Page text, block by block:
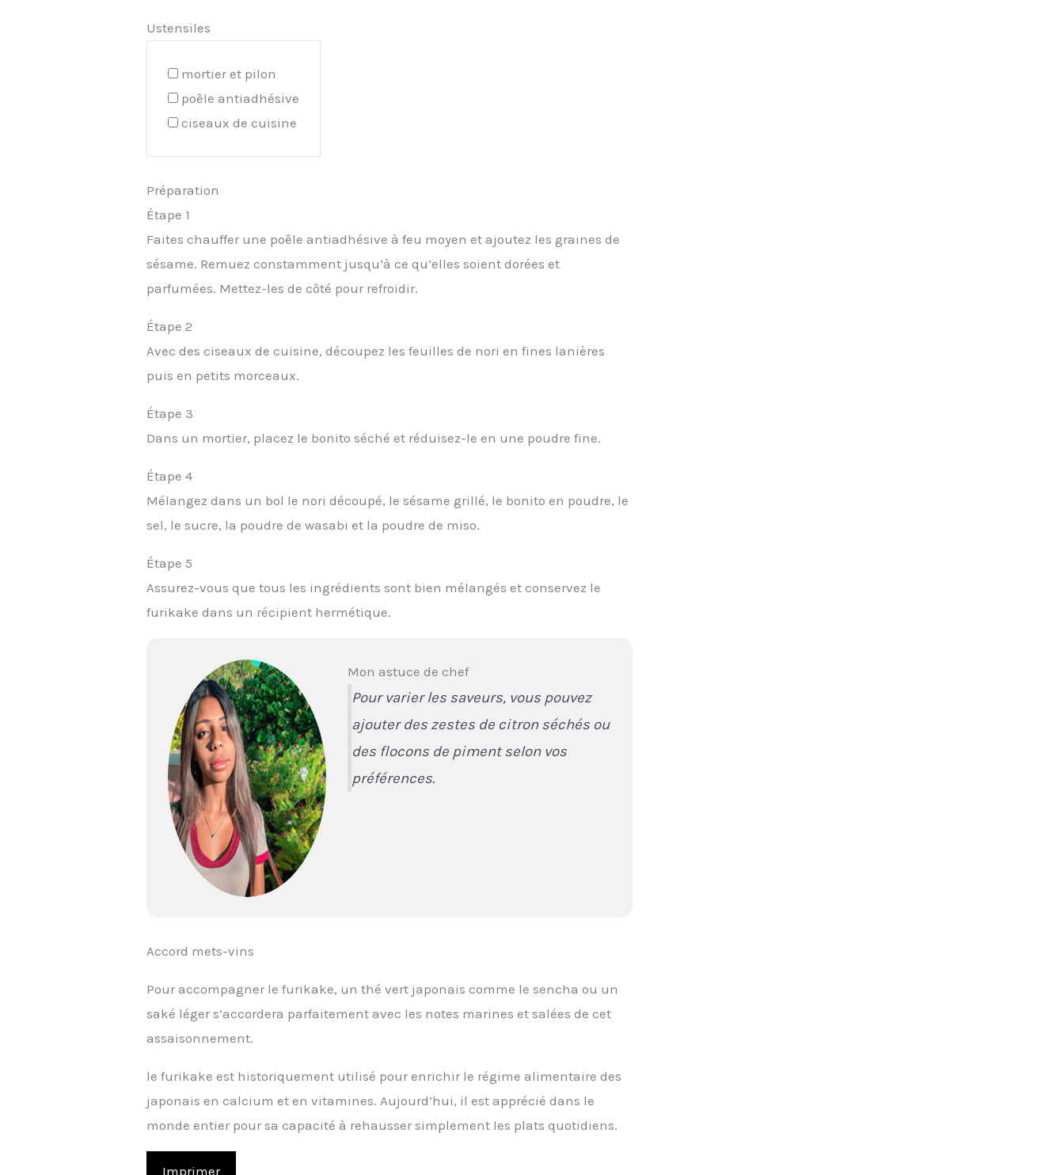
Ustensiles
mortier et pilon
poêle antiadhésive
ciseaux de cuisine
Préparation
Étape 1
Faites chauffer une poêle antiadhésive à feu moyen et ajoutez les graines de
sésame. Remuez constamment jusqu’à ce qu’elles soient dorées et
parfumées. Mettez-les de côté pour refroidir.
Étape 2
Avec des ciseaux de cuisine, découpez les feuilles de nori en fines lanières
puis en petits morceaux.
Étape 3
Dans un mortier, placez le bonito séché et réduisez-le en une poudre fine.
Étape 4
Mélangez dans un bol le nori découpé, le sésame grillé, le bonito en poudre, le
sel, le sucre, la poudre de wasabi et la poudre de miso.
Étape 5
Assurez-vous que tous les ingrédients sont bien mélangés et conservez le
furikake dans un récipient hermétique.
Mon astuce de chef
Pour varier les saveurs, vous pouvez
ajouter des zestes de citron séchés ou
des flocons de piment selon vos
préférences.
Accord mets-vins
Pour accompagner le furikake, un thé vert japonais comme le sencha ou un
saké léger s’accordera parfaitement avec les notes marines et salées de cet
assaisonnement.
le furikake est historiquement utilisé pour enrichir le régime alimentaire des
japonais en calcium et en vitamines. Aujourd’hui, il est apprécié dans le
monde entier pour sa capacité à rehausser simplement les plats quotidiens.
Imprimer